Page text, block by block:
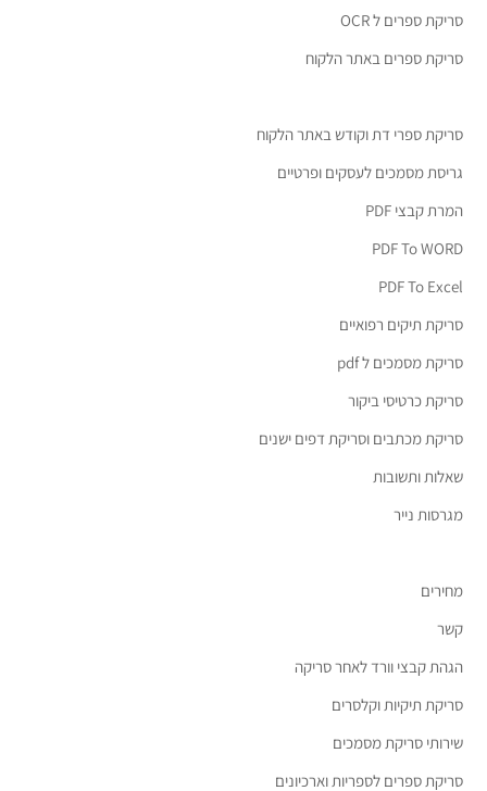
סריקת ספרים ל OCR
סריקת ספרים באתר הלקוח
סריקת ספרי דת וקודש באתר הלקוח
גריסת מסמכים לעסקים ופרטיים
המרת קבצי PDF
PDF To WORD
PDF To Excel
סריקת תיקים רפואיים
סריקת מסמכים ל pdf
סריקת כרטיסי ביקור
סריקת מכתבים וסריקת דפים ישנים
שאלות ותשובות
מגרסות נייר
מחירים
קשר
הגהת קבצי וורד לאחר סריקה
סריקת תיקיות וקלסרים
שירותי סריקת מסמכים
סריקת ספרים לספריות וארכיונים